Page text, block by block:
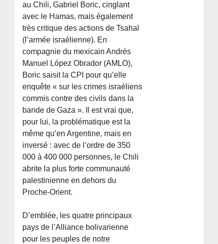
au Chili, Gabriel Boric, cinglant
avec le Hamas, mais également
très critique des actions de Tsahal
(l’armée israélienne). En
compagnie du mexicain Andrés
Manuel López Obrador (AMLO),
Boric saisit la CPI pour qu’elle
enquête « sur les crimes israéliens
commis contre des civils dans la
bande de Gaza ». Il est vrai que,
pour lui, la problématique est la
même qu’en Argentine, mais en
inversé : avec de l’ordre de 350
000 à 400 000 personnes, le Chili
abrite la plus forte communauté
palestinienne en dehors du
Proche-Orient.
D’emblée, les quatre principaux
pays de l’Alliance bolivarienne
pour les peuples de notre